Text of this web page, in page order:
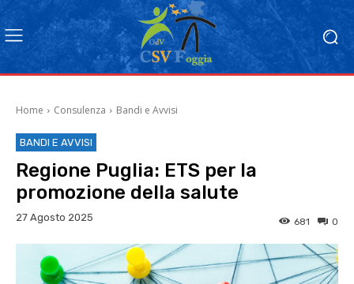
Home Consulenza Bandi e Avvisi
BANDI E AVVISI
Regione Puglia: ETS per la
promozione della salute
27 Agosto 2025 0
681